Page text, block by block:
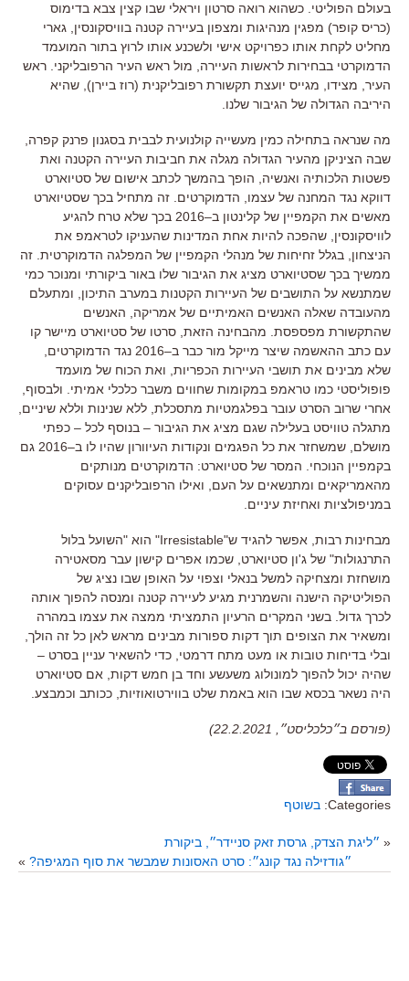
בעולם הפוליטי כשהוא רואה סרטון ויראלי שבו קצין צבא בדימוס
(כריס קופר) מפגין מנהיגות ומצפון בעיירה קטנה בוויסקונסין גארי
מחליט לקחת אותו כפרויקט אישי ולשכנע אותו לרוץ בתור המועמד
הדמוקרטי בבחירות לראשות העיירה
מול ראש העיר הרפובליקני ראש
העיר מצידו מגייס יועצת תקשורת רפובליקנית (רוז ביירן), שהיא
היריבה הגדולה של הגיבור שלנו
מה שנראה בתחילה כמין מעשייה קולנועית לבבית בסגנון פרנק קפרה
שבה הציניקן מהעיר הגדולה מגלה את חביבות העיירה הקטנה ואת
פשטות הלכותיה ואנשיה
הופך בהמשך לכתב אישום של סטיוארט
דווקא נגד המחנה של עצמו
הדמוקרטים זה מתחיל בכך שסטיוארט
מאשים את הקמפיין של קלינטון ב–
2016 בכך שלא טרח להגיע
לוויסקונסין שהפכה להיות אחת המדינות שהעניקו לטראמפ את
הניצחון בגלל זחיחות של מנהלי הקמפיין של המפלגה הדמוקרטית זה
ממשיך בכך שסטיוארט מציג את הגיבור שלו באור ביקורתי ומנוכר כמי
שמתנשא על התושבים של העיירות הקטנות במערב התיכון
ומתעלם
מהעובדה שאלה האנשים האמיתיים של אמריקה
האנשים
שהתקשורת מפספסת מהבחינה הזאת סרטו של סטיוארט מיישר קו
עם כתב ההאשמה שיצר מייקל מור כבר ב–
2016 נגד הדמוקרטים
שלא מבינים את תושבי העיירות הכפריות ואת הכוח של מועמד
פופוליסטי כמו טראמפ במקומות שחווים משבר כלכלי אמיתי
ולבסוף
אחרי שרוב הסרט עובר בפלגמטיות מתסכלת ללא שנינות וללא שיניים
מתגלה טוויסט בעלילה שגם מציג את הגיבור – בנוסף לכל – כפתי
מושלם שמשחזר את כל הפגמים ונקודות העיוורון שהיו לו ב–
2016 גם
בקמפיין הנוכחי
המסר של סטיוארט: הדמוקרטים מנותקים
מהאמריקאים ומתנשאים על העם
ואילו הרפובליקנים עסוקים
במניפולציות ואחיזת עיניים
מבחינות רבות אפשר להגיד ש"
Irresistable
" הוא "השועל בלול
התרנגולות" של ג'ון סטיוארט שכמו אפרים קישון עבר מסאטירה
מושחזת ומצחיקה למשל בנאלי וצפוי על האופן שבו נציג של
הפוליטיקה הישנה והשמרנית מגיע לעיירה קטנה ומנסה להפוך אותה
לכרך גדול בשני המקרים הרעיון התמציתי ממצה את עצמו במהרה
ומשאיר את הצופים תוך דקות ספורות מבינים מראש לאן כל זה הולך
ובלי בדיחות טובות או מעט מתח דרמטי כדי להשאיר עניין בסרט –
שהיה יכול להפוך למונולוג משעשע וחד בן חמש דקות אם סטיוארט
היה נשאר בכסא שבו הוא באמת שלט בווירטואוזיות ככותב וכמבצע
(פורסם ב״כלכליסט״, 22.2.2021)
Categories: בשוטף
« ״ליגת הצדק, גרסת זאק סניידר״, ביקורת
״גודזילה נגד קונג״: סרט האסונות שמבשר את סוף המגיפה? »